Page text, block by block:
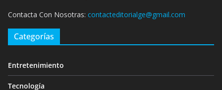
Contacta Con Nosotras: contacteditorialge@gmail.com
Categorías
Entretenimiento
Tecnología